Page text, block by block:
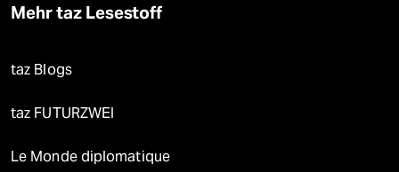
Mehr taz Lesestoff
taz Blogs
taz FUTURZWEI
Le Monde diplomatique